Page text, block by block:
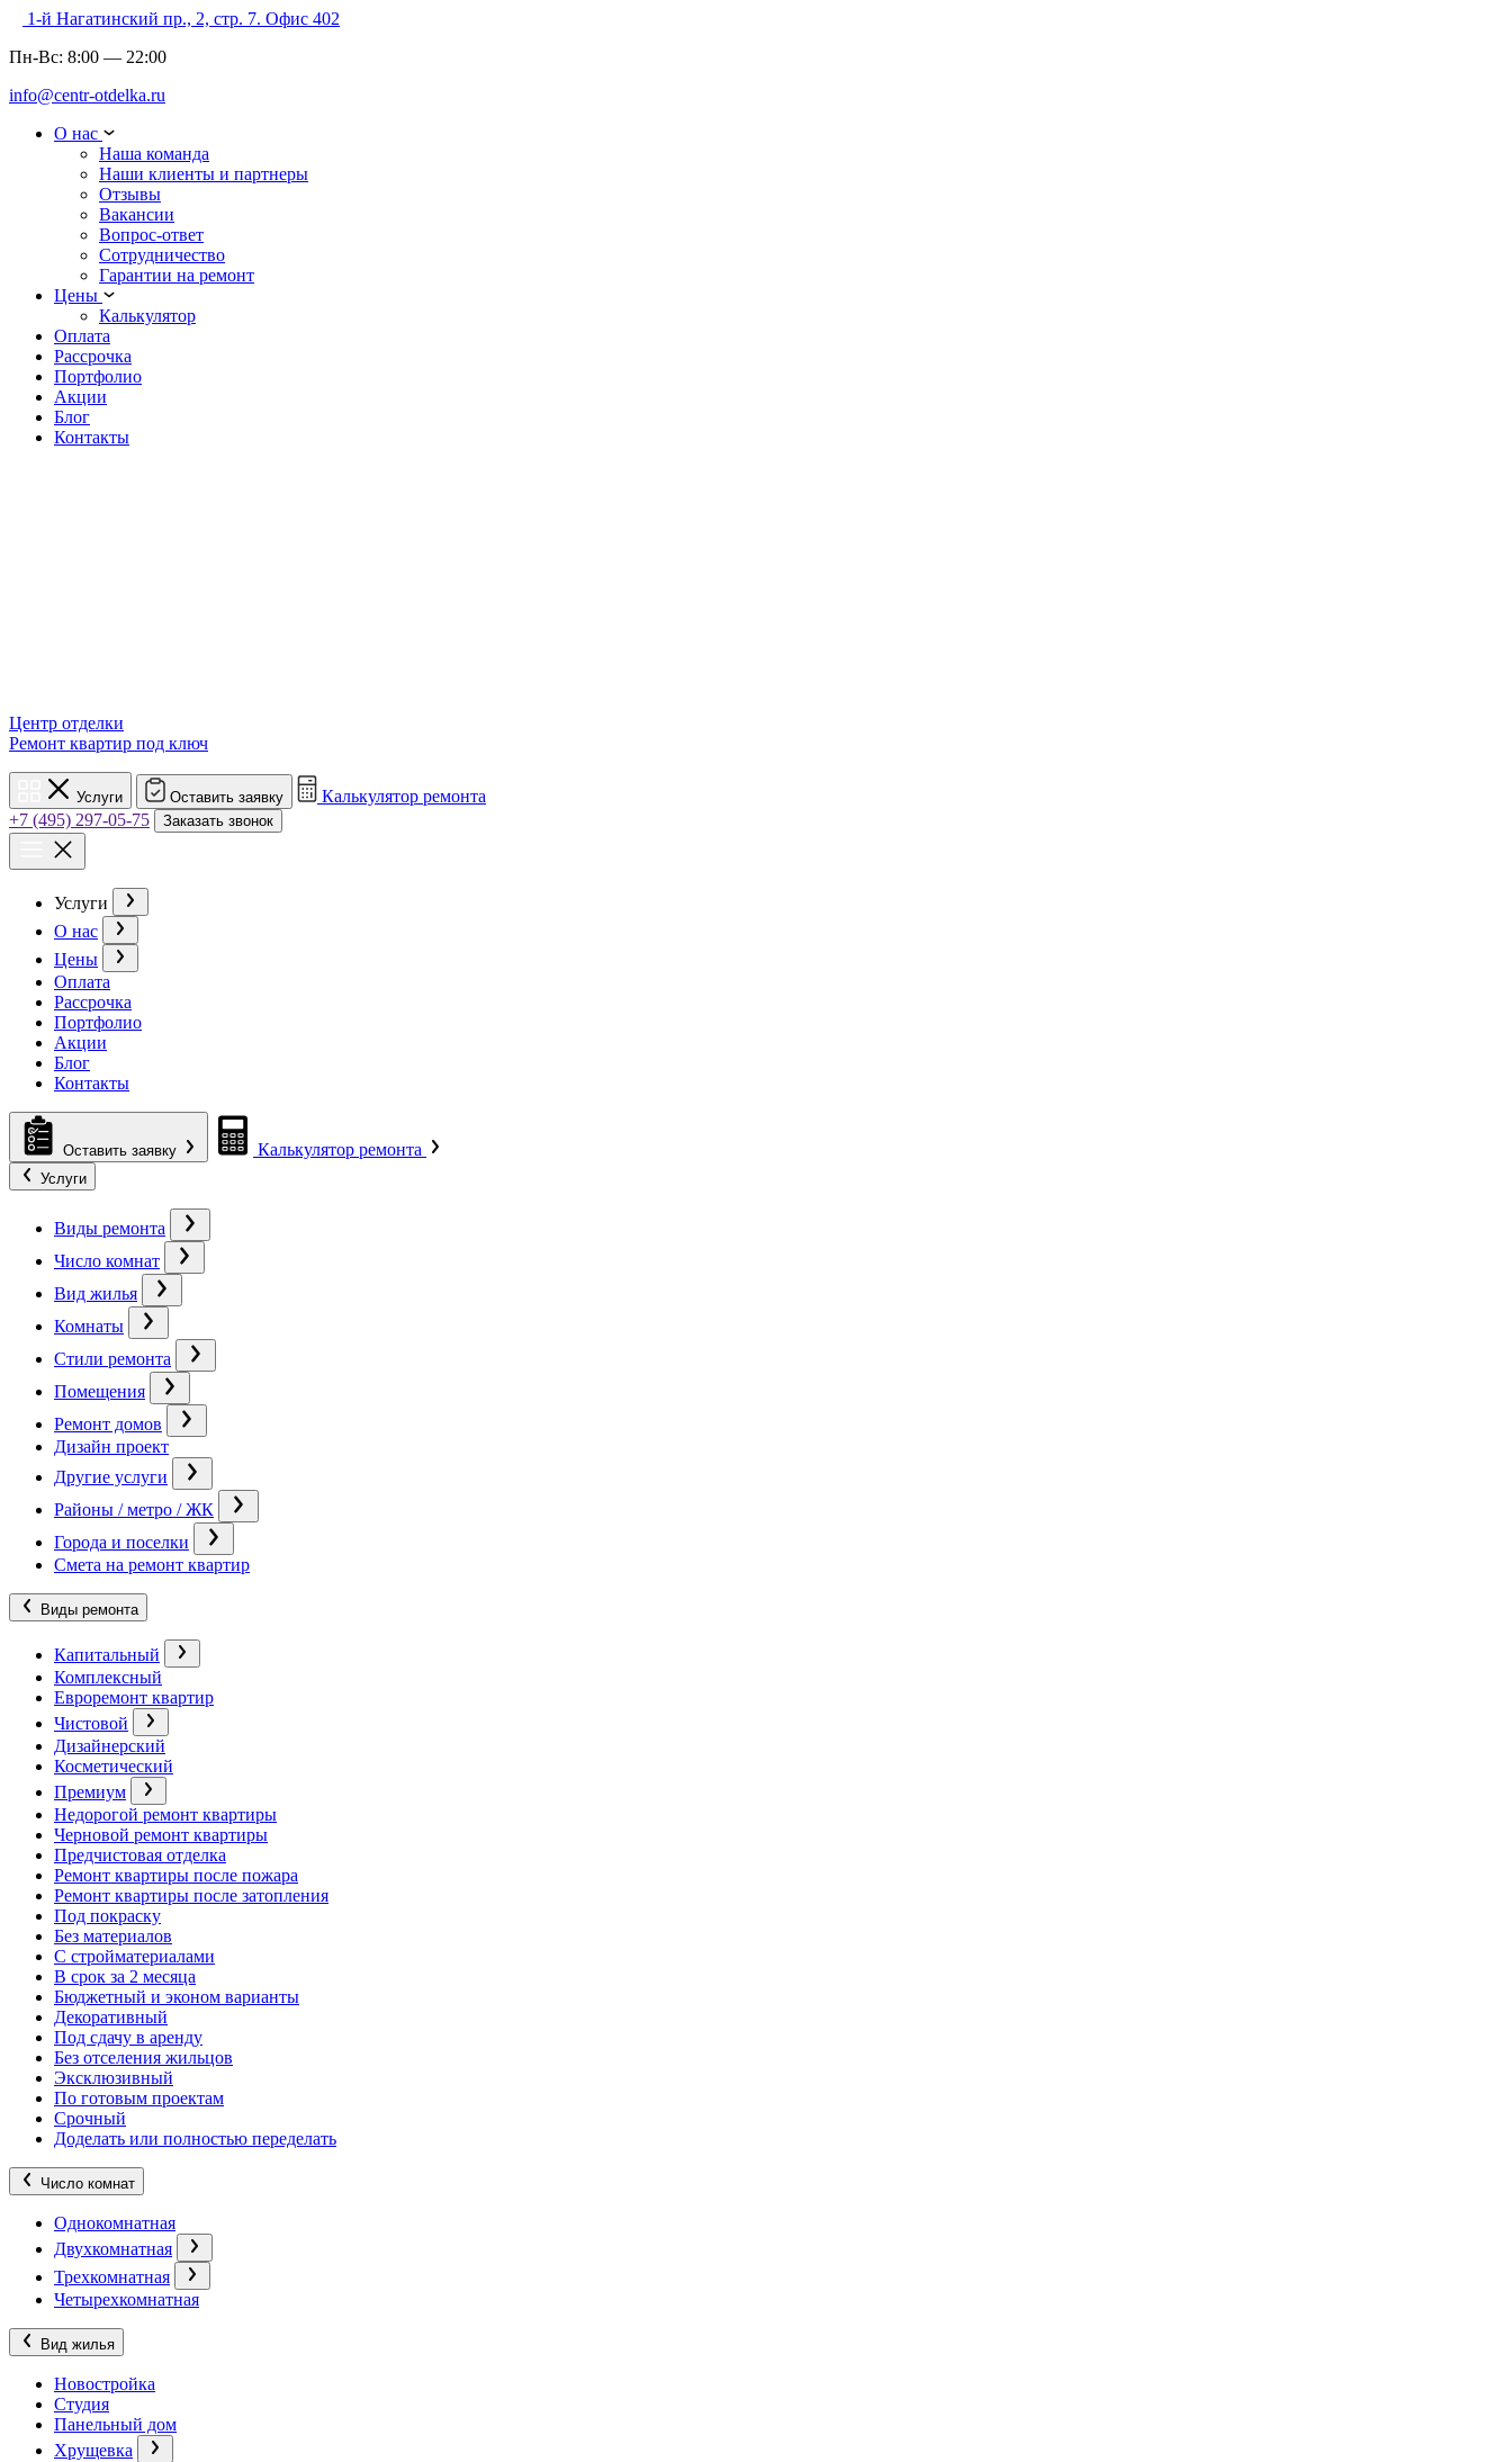
1-й Нагатинский пр., 2, стр. 7. Офис 402
Пн-Вс: 8:00 — 22:00
info@centr-otdelka.ru
О нас
Наша команда
Наши клиенты и партнеры
Отзывы
Вакансии
Вопрос-ответ
Сотрудничество
Гарантии на ремонт
Цены
Калькулятор
Оплата
Рассрочка
Портфолио
Акции
Блог
Контакты
Центр отделки
Ремонт квартир под ключ
Услуги Оставить заявку
Калькулятор ремонта
+7 (495) 297-05-75
Заказать звонок
Услуги
О нас
Цены
Оплата
Рассрочка
Портфолио
Акции
Блог
Контакты
Оставить заявку Калькулятор ремонта
Услуги
Виды ремонта
Число комнат
Вид жилья
Комнаты
Стили ремонта
Помещения
Ремонт домов
Дизайн проект
Другие услуги
Районы / метро / ЖК
Города и поселки
Смета на ремонт квартир
Виды ремонта
Капитальный
Комплексный
Евроремонт квартир
Чистовой
Дизайнерский
Косметический
Премиум
Недорогой ремонт квартиры
Черновой ремонт квартиры
Предчистовая отделка
Ремонт квартиры после пожара
Ремонт квартиры после затопления
Под покраску
Без материалов
С стройматериалами
В срок за 2 месяца
Бюджетный и эконом варианты
Декоративный
Под сдачу в аренду
Без отселения жильцов
Эксклюзивный
По готовым проектам
Срочный
Доделать или полностью переделать
Число комнат
Однокомнатная
Двухкомнатная
Трехкомнатная
Четырехкомнатная
Вид жилья
Новостройка
Студия
Панельный дом
Хрущевка